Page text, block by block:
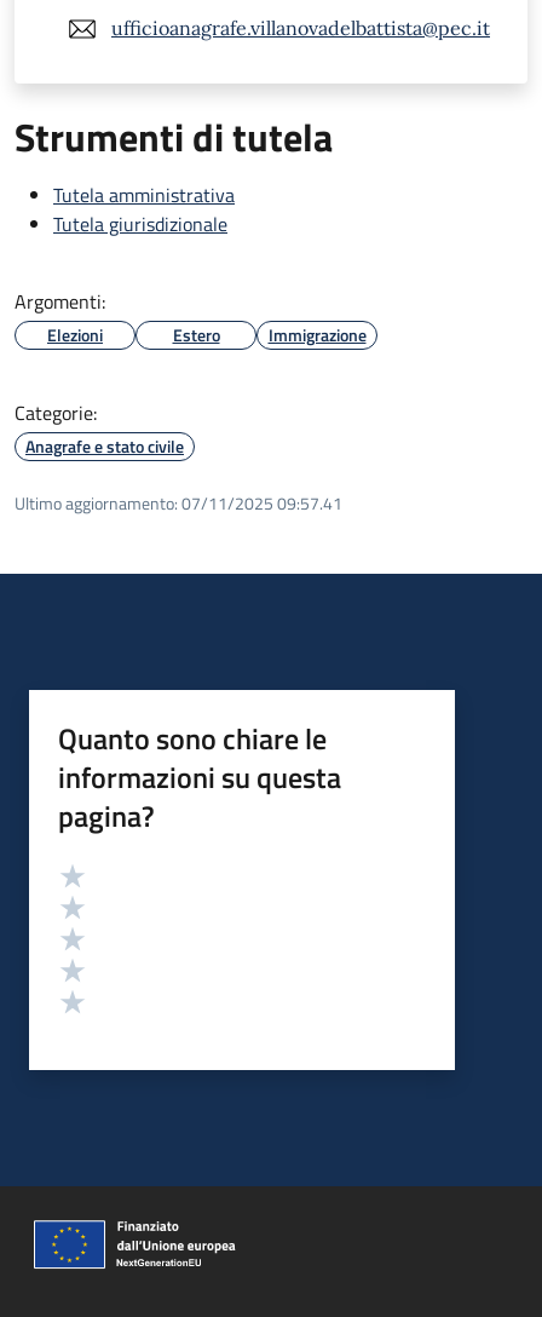
ufficioanagrafe.villanovadelbattista@pec.it
Strumenti di tutela
Tutela amministrativa
Tutela giurisdizionale
Argomenti:
Elezioni Estero Immigrazione
Categorie:
Anagrafe e stato civile
Ultimo aggiornamento:07/11/2025 09:57.41
Quanto sono chiare le
informazioni su questa
pagina?
Valutazione